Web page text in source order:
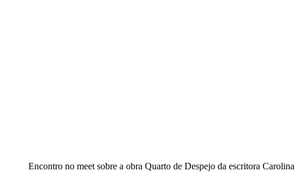
Encontro no meet sobre a obra Quarto de Despejo da escritora